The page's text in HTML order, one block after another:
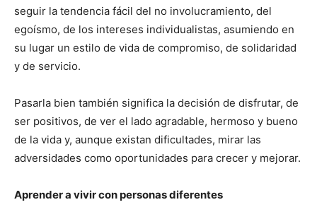
seguir la tendencia fácil del no involucramiento, del
egoísmo, de los intereses individualistas, asumiendo en
su lugar un estilo de vida de compromiso, de solidaridad
y de servicio.
Pasarla bien también significa la decisión de disfrutar, de
ser positivos, de ver el lado agradable, hermoso y bueno
de la vida y, aunque existan dificultades, mirar las
adversidades como oportunidades para crecer y mejorar.
Aprender a vivir con personas diferentes